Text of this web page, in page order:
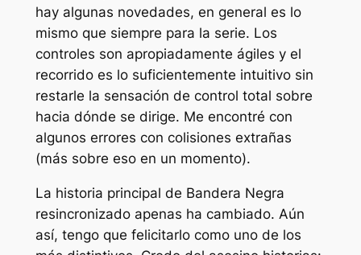
hay algunas novedades, en general es lo
mismo que siempre para la serie. Los
controles son apropiadamente ágiles y el
recorrido es lo suficientemente intuitivo sin
restarle la sensación de control total sobre
hacia dónde se dirige. Me encontré con
algunos errores con colisiones extrañas
(más sobre eso en un momento).
La historia principal de Bandera Negra
resincronizadoapenas ha cambiado. Aún
así, tengo que felicitarlo como uno de los